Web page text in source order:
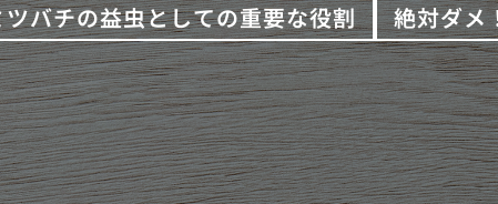
バチの益虫としての重要な役割
絶対ダメ